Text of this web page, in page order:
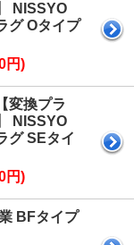
NISSYO
グ Oタイプ
円)
変換プラ
NISSYO
グ SEタイ
円)
BFタイプ